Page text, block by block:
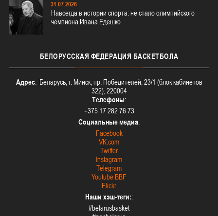
31.07.2026
Навсегда в истории спорта: не стало олимпийского
чемпиона Ивана Едешко
БЕЛОРУССКАЯ ФЕДЕРАЦИЯ БАСКЕТБОЛА
Адрес: Беларусь, г. Минск, пр. Победителей, 23/1 (блок кабинетов
322), 220004
Телефоны:
+375 17 282 76 73
Социальные медиа:
Facebook
VK.com
Twitter
Instagram
Telegram
Youtube BBF
Flickr
Наши хэш-теги::
#belarusbasket